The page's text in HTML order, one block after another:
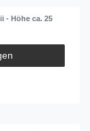
- Höhe ca. 25